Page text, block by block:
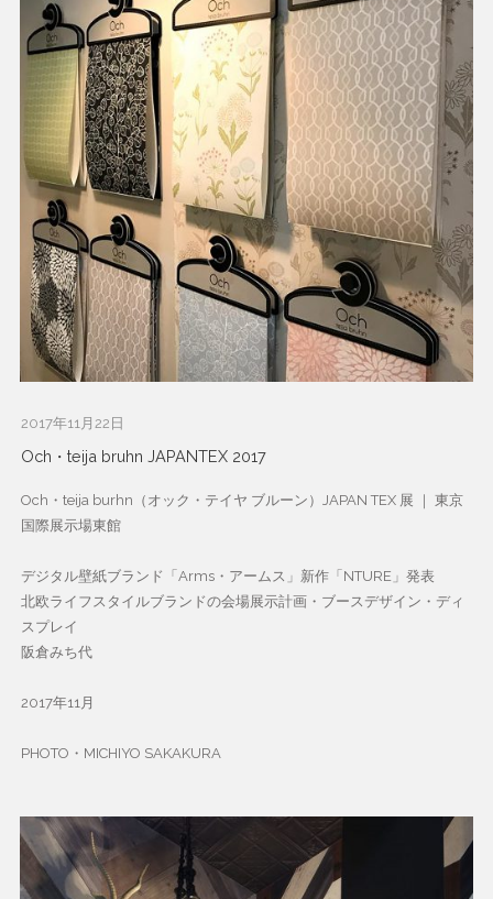
2017年11月22日
Och・teija bruhn JAPANTEX 2017
Och・teija burhn（オック・テイヤ ブルーン）JAPAN TEX 展 ｜ 東京
国際展示場東館
デジタル壁紙ブランド「Arms・アームス」新作「NTURE」発表
北欧ライフスタイルブランドの会場展示計画・ブースデザイン・ディ
スプレイ
阪倉みち代
2017年11月
PHOTO・MICHIYO SAKAKURA